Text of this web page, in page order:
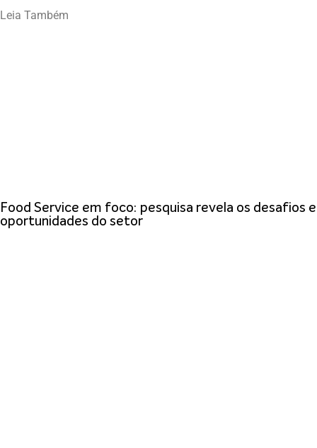
Leia Também
Food Service em foco: pesquisa revela os desafios e
oportunidades do setor